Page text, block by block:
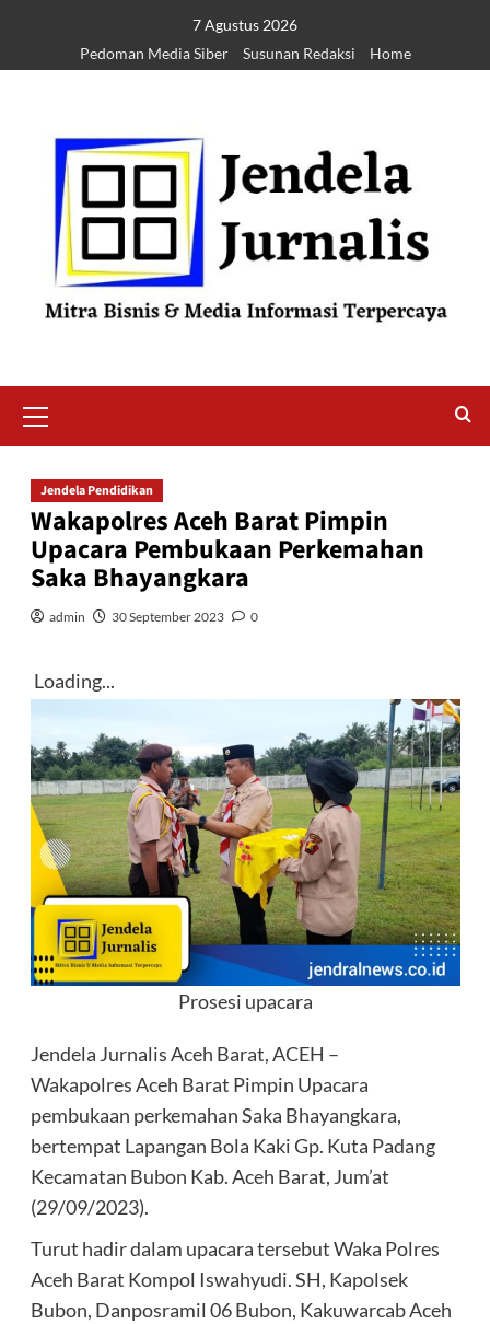
7 Agustus 2026
Pedoman Media Siber
Susunan Redaksi Home
Jendela Pendidikan
Wakapolres Aceh Barat Pimpin
Upacara Pembukaan Perkemahan
Saka Bhayangkara
admin 30 September 2023 0
Loading...
Prosesi upacara
Jendela Jurnalis Aceh Barat, ACEH –
Wakapolres Aceh Barat Pimpin Upacara
pembukaan perkemahan Saka Bhayangkara,
bertempat Lapangan Bola Kaki Gp. Kuta Padang
Kecamatan Bubon Kab. Aceh Barat, Jum’at
(29/09/2023).
Turut hadir dalam upacara tersebut Waka Polres
Aceh Barat Kompol Iswahyudi. SH, Kapolsek
Bubon, Danposramil 06 Bubon, Kakuwarcab Aceh